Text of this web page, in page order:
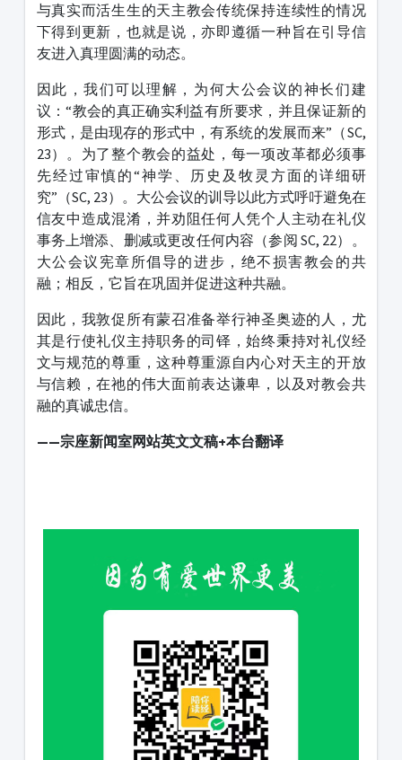
与真实而活生生的天主教会传统保持连续性的情况
下得到更新，也就是说，亦即遵循一种旨在引导信
友进入真理圆满的动态。
因此，我们可以理解，为何大公会议的神长们建
议：“教会的真正确实利益有所要求，并且保证新的
形式，是由现存的形式中，有系统的发展而来”（SC,
23）。为了整个教会的益处，每一项改革都必须事
先经过审慎的“神学、历史及牧灵方面的详细研
究”（SC, 23）。大公会议的训导以此方式呼吁避免在
信友中造成混淆，并劝阻任何人凭个人主动在礼仪
事务上增添、删减或更改任何内容（参阅 SC, 22）。
大公会议宪章所倡导的进步，绝不损害教会的共
融；相反，它旨在巩固并促进这种共融。
因此，我敦促所有蒙召准备举行神圣奥迹的人，尤
其是行使礼仪主持职务的司铎，始终秉持对礼仪经
文与规范的尊重，这种尊重源自内心对天主的开放
与信赖，在祂的伟大面前表达谦卑，以及对教会共
融的真诚忠信。
——宗座新闻室网站英文文稿+本台翻译